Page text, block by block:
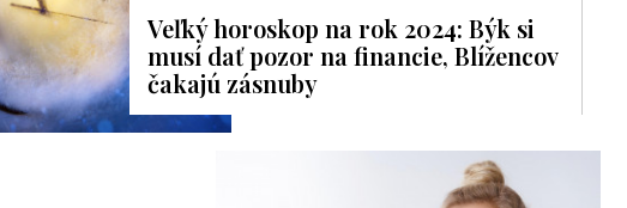
Veľký horoskop na rok 2024: Býk si
musí dať pozor na financie, Blížencov
čakajú zásnuby